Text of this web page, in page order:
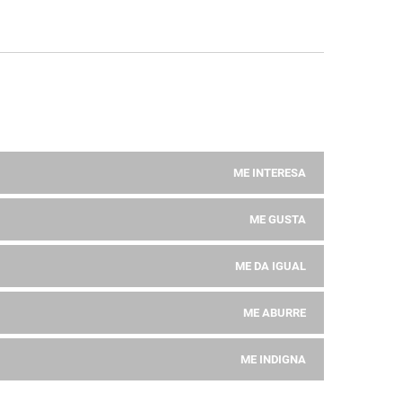
ME INTERESA
ME GUSTA
ME DA IGUAL
ME ABURRE
ME INDIGNA